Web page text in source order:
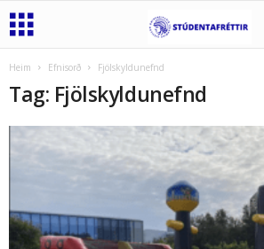
Heim Efnisorð Fjölskyldunefnd
Tag: Fjölskyldunefnd